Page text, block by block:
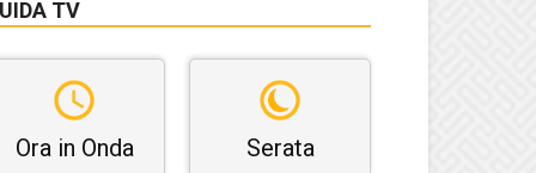
TV
Ora in Onda Serata